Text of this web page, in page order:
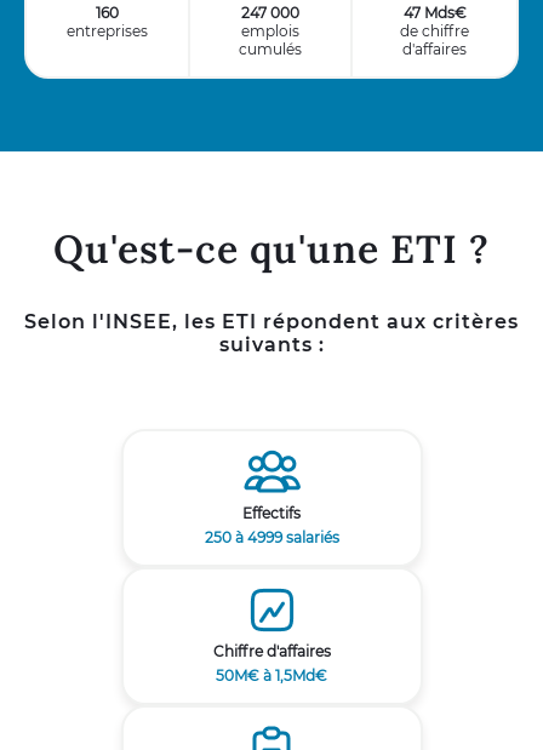
160
entreprises
247 000
emplois
cumulés
47 Mds€
de chiffre
d'affaires
Qu'est-ce qu'une ETI ?
Selon l'INSEE, les ETI répondent aux critères
suivants :
Effectifs
250 à 4999 salariés
Chiffre d'affaires
50M€ à 1,5Md€